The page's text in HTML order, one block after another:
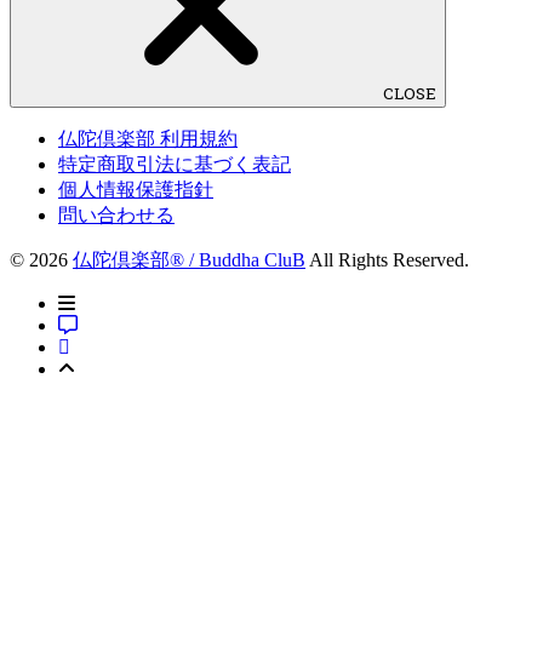
CLOSE
仏陀倶楽部 利用規約
特定商取引法に基づく表記
個人情報保護指針
問い合わせる
© 2026 仏陀倶楽部® / Buddha CluB All Rights Reserved.